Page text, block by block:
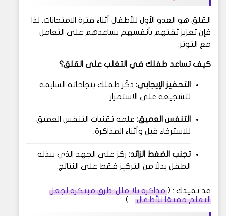
القلق هو العدو الأول للأطفال أثناء فترة الامتحانات. لذا
فإن تعزيز ثقتهم بأنفسهم يساعدهم على التعامل
مع التوتر.
كيف تساعد طفلك في التغلب على القلق؟
التحفيز الإيجابي: ذكّر طفلك بنجاحاته السابقة
لتشجيعه على الاستمرار.
التنفس العميق: علمه تقنيات التنفس العميق
للاسترخاء قبل وأثناء المذاكرة.
تجنب الضغط الزائد: ركز على الجهد الذي يبذله
الطفل بدلاً من التركيز فقط على النتائج.
قد تقيدك : (مذاكرة بلا ملل: طرق مبتكرة لجعل
التعلم ممتعًا للأطفال ).